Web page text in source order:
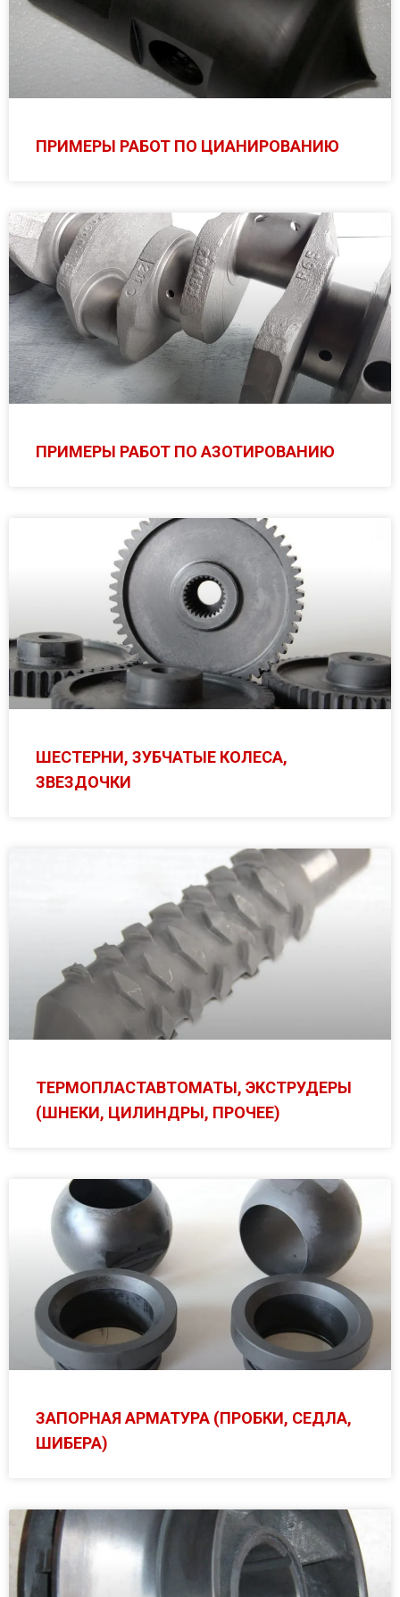
ПРИМЕРЫ РАБОТ ПО ЦИАНИРОВАНИЮ
ПРИМЕРЫ РАБОТ ПО АЗОТИРОВАНИЮ
ШЕСТЕРНИ, ЗУБЧАТЫЕ КОЛЕСА,
ЗВЕЗДОЧКИ
ТЕРМОПЛАСТАВТОМАТЫ, ЭКСТРУДЕРЫ
(ШНЕКИ, ЦИЛИНДРЫ, ПРОЧЕЕ)
ЗАПОРНАЯ АРМАТУРА (ПРОБКИ, СЕДЛА,
ШИБЕРА)